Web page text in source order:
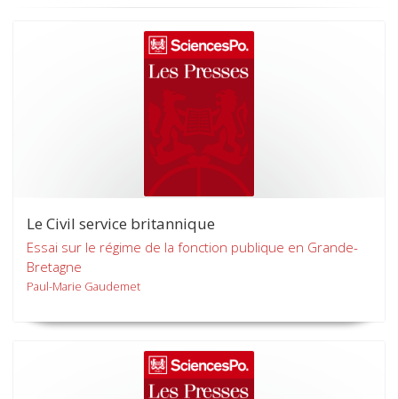
Le Civil service britannique
Essai sur le régime de la fonction publique en Grande-
Bretagne
Paul-Marie Gaudemet